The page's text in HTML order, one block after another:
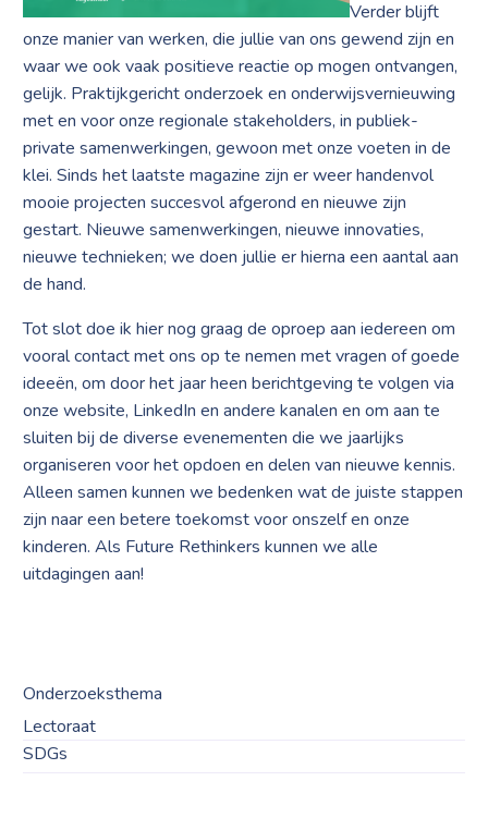
Verder blijft
onze manier van werken, die jullie van ons gewend zijn en
waar we ook vaak positieve reactie op mogen ontvangen,
gelijk. Praktijkgericht onderzoek en onderwijsvernieuwing
met en voor onze regionale stakeholders, in publiek-
private samenwerkingen, gewoon met onze voeten in de
klei. Sinds het laatste magazine zijn er weer handenvol
mooie projecten succesvol afgerond en nieuwe zijn
gestart. Nieuwe samenwerkingen, nieuwe innovaties,
nieuwe technieken; we doen jullie er hierna een aantal aan
de hand.
Tot slot doe ik hier nog graag de oproep aan iedereen om
vooral contact met ons op te nemen met vragen of goede
ideeën, om door het jaar heen berichtgeving te volgen via
onze website, LinkedIn en andere kanalen en om aan te
sluiten bij de diverse evenementen die we jaarlijks
organiseren voor het opdoen en delen van nieuwe kennis.
Alleen samen kunnen we bedenken wat de juiste stappen
zijn naar een betere toekomst voor onszelf en onze
kinderen. Als Future Rethinkers kunnen we alle
uitdagingen aan!
Onderzoeksthema
Lectoraat
SDGs